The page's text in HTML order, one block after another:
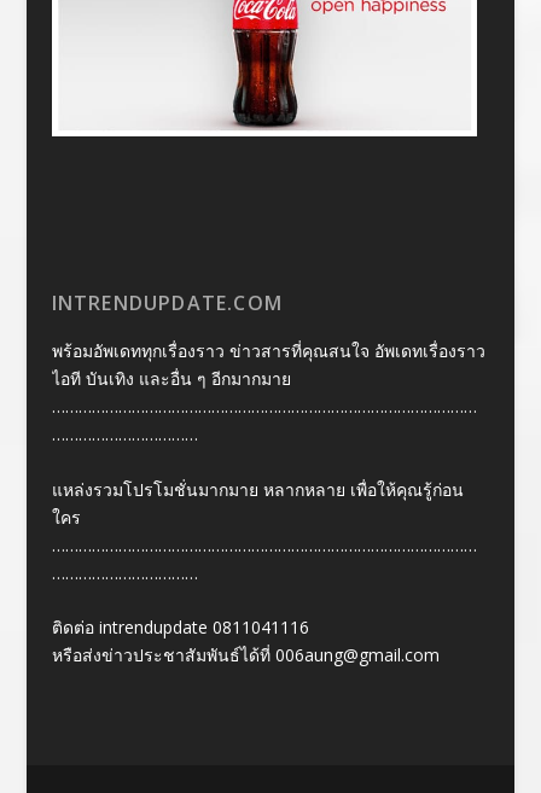
INTRENDUPDATE.COM
พร้อมอัพเดททุกเรื่องราว ข่าวสารที่คุณสนใจ อัพเดทเรื่องราว
ไอที บันเทิง และอื่น ๆ อีกมากมาย
……………………………………………………………………………………
……………………………
แหล่งรวมโปรโมชั่นมากมาย หลากหลาย เพื่อให้คุณรู้ก่อน
ใคร
……………………………………………………………………………………
……………………………
ติดต่อ intrendupdate 0811041116
หรือส่งข่าวประชาสัมพันธ์ได้ที่ 006aung@gmail.com